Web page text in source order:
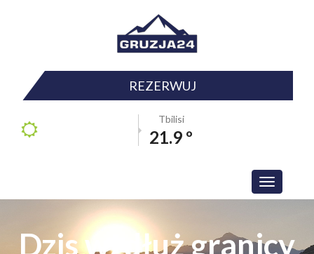
REZERWUJ
Tbilisi
21.9 º
Toggle
navigation
Dzis wzdłuż granicy